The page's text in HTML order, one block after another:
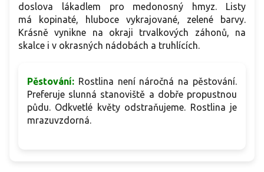
doslova lákadlem pro medonosný hmyz. Listy
má kopinaté, hluboce vykrajované, zelené barvy.
Krásně vynikne na okraji trvalkových záhonů, na
skalce i v okrasných nádobách a truhlících.
Pěstování: Rostlina není náročná na pěstování.
Preferuje slunná stanoviště a dobře propustnou
půdu. Odkvetlé květy odstraňujeme. Rostlina je
mrazuvzdorná.